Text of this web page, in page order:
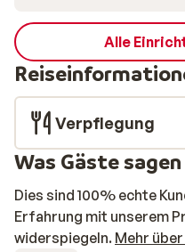
Alle
Verpflegung
Was Gäste sagen
Dies sind 100% echte
Erfahrung mit unserem
widerspiegeln. Mehr